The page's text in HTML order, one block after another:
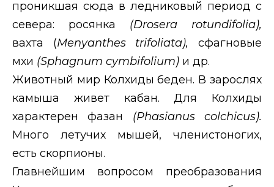
проникшая сюда в ледниковый период с
севера: росянка (Drosera rotundifolia),
вахта (Menyanthes trifoliata),сфагновые
мхи (Sphagnum cymbifolium) и др.
Животный мир Колхиды беден. В зарослях
камыша живет кабан. Для Колхиды
характерен фазан (Phasianus colchicus).
Много летучих мышей, членистоногих,
есть скорпионы.
Главнейшим вопросом преобразования